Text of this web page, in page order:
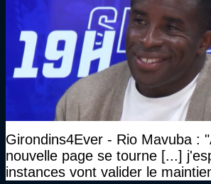
Girondins4Ever - Rio Mavuba :
nouvelle page se tourne [...]
instances vont valider le